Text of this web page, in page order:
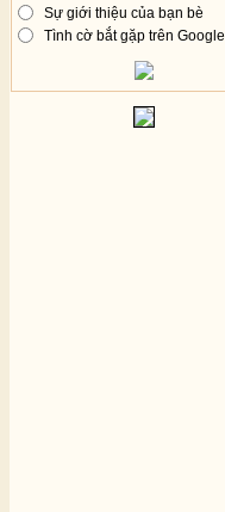
Sự giới thiệu của bạn bè
Tình cờ bắt gặp trên Google